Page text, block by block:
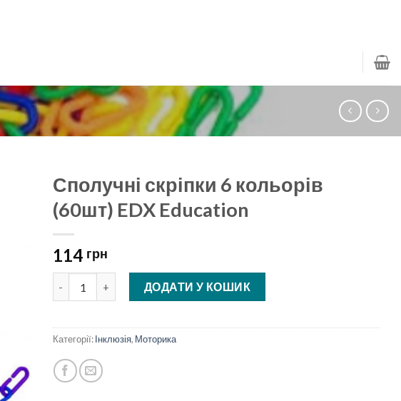
Сполучні скріпки 6 кольорів
(60шт) EDX Education
114 грн
Сполучні скріпки 6 кольорів (60шт) EDX Education кількість
ДОДАТИ У КОШИК
Категорії:Інклюзія, Моторика